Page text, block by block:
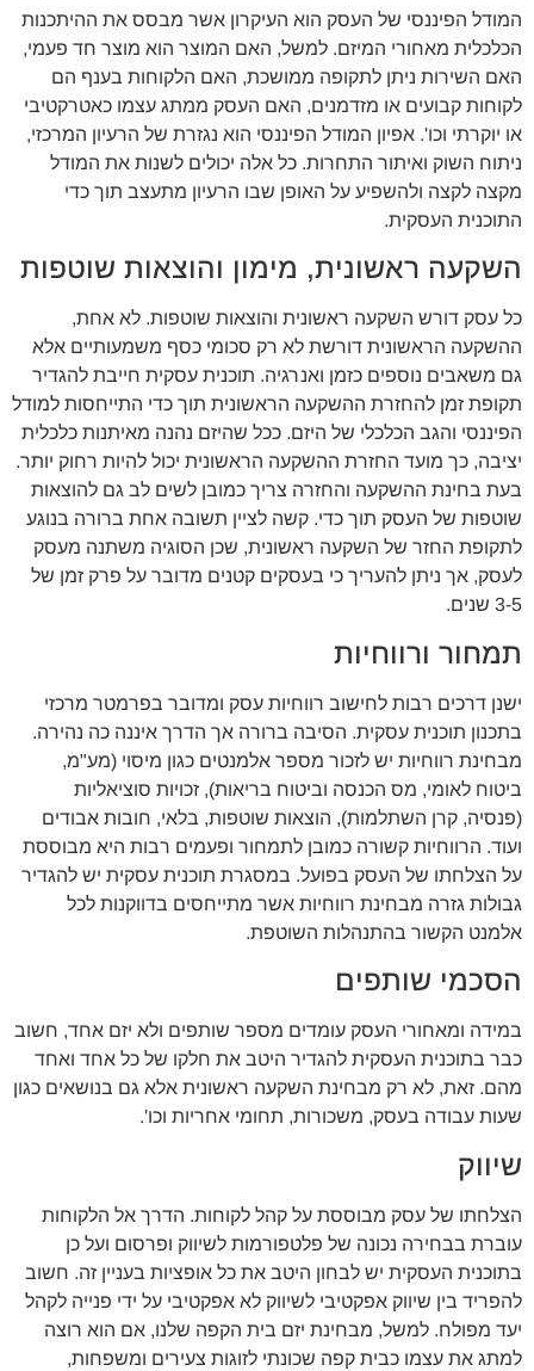
המודל הפיננסי של העסק הוא העיקרון אשר מבסס את ההיתכנות
הכלכלית מאחורי המיזם. למשל, האם המוצר הוא מוצר חד פעמי,
האם השירות ניתן לתקופה ממושכת, האם הלקוחות בענף הם
לקוחות קבועים או מזדמנים, האם העסק ממתג עצמו כאטרקטיבי
או יוקרתי וכו'. אפיון המודל הפיננסי הוא נגזרת של הרעיון המרכזי,
ניתוח השוק ואיתור התחרות. כל אלה יכולים לשנות את המודל
מקצה לקצה ולהשפיע על האופן שבו הרעיון מתעצב תוך כדי
התוכנית העסקית.
השקעה ראשונית, מימון והוצאות שוטפות
כל עסק דורש השקעה ראשונית והוצאות שוטפות. לא אחת,
ההשקעה הראשונית דורשת לא רק סכומי כסף משמעותיים אלא
גם משאבים נוספים כזמן ואנרגיה. תוכנית עסקית חייבת להגדיר
תקופת זמן להחזרת ההשקעה הראשונית תוך כדי התייחסות למודל
הפיננסי והגב הכלכלי של היזם. ככל שהיזם נהנה מאיתנות כלכלית
יציבה, כך מועד החזרת ההשקעה הראשונית יכול להיות רחוק יותר.
בעת בחינת ההשקעה והחזרה צריך כמובן לשים לב גם להוצאות
שוטפות של העסק תוך כדי. קשה לציין תשובה אחת ברורה בנוגע
לתקופת החזר של השקעה ראשונית, שכן הסוגיה משתנה מעסק
לעסק, אך ניתן להעריך כי בעסקים קטנים מדובר על פרק זמן של
3-5 שנים.
תמחור ורווחיות
ישנן דרכים רבות לחישוב רווחיות עסק ומדובר בפרמטר מרכזי
בתכנון תוכנית עסקית. הסיבה ברורה אך הדרך איננה כה נהירה.
מבחינת רווחיות יש לזכור מספר אלמנטים כגון מיסוי (מע"מ,
ביטוח לאומי, מס הכנסה וביטוח בריאות), זכויות סוציאליות
(פנסיה, קרן השתלמות), הוצאות שוטפות, בלאי, חובות אבודים
ועוד. הרווחיות קשורה כמובן לתמחור ופעמים רבות היא מבוססת
על הצלחתו של העסק בפועל. במסגרת תוכנית עסקית יש להגדיר
גבולות גזרה מבחינת רווחיות אשר מתייחסים בדווקנות לכל
אלמנט הקשור בהתנהלות השוטפת.
הסכמי שותפים
במידה ומאחורי העסק עומדים מספר שותפים ולא יזם אחד, חשוב
כבר בתוכנית העסקית להגדיר היטב את חלקו של כל אחד ואחד
מהם. זאת, לא רק מבחינת השקעה ראשונית אלא גם בנושאים כגון
שעות עבודה בעסק, משכורות, תחומי אחריות וכו'.
שיווק
הצלחתו של עסק מבוססת על קהל לקוחות. הדרך אל הלקוחות
עוברת בבחירה נכונה של פלטפורמות לשיווק ופרסום ועל כן
בתוכנית העסקית יש לבחון היטב את כל אופציות בעניין זה. חשוב
להפריד בין שיווק אפקטיבי לשיווק לא אפקטיבי על ידי פנייה לקהל
יעד מפולח. למשל, מבחינת יזם בית הקפה שלנו, אם הוא רוצה
למתג את עצמו כבית קפה שכונתי לזוגות צעירים ומשפחות,